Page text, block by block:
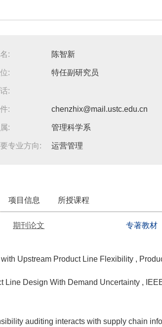
:
:
:
:
:
专业方向:
陈智新
特任副研究员
chenzhix@mail.ustc.edu.cn
管理科学系
运营管理
项目信息 所授课程
期刊论文 专著教材
Upstream Product Line Flexibility ,
Line Design With Demand Uncertainty ,
auditing interacts with supply chain